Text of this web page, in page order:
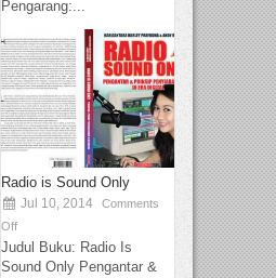
Pengarang:...
Radio is Sound Only
Jul 10, 2014
Comments
Off
Judul Buku: Radio Is
Sound Only Pengantar &